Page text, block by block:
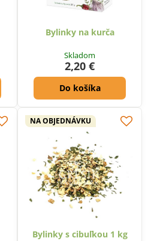
Bylinky na kurča
Skladom
2,20 €
Do košíka
NA OBJEDNÁVKU
Bylinky s cibuľkou 1 kg